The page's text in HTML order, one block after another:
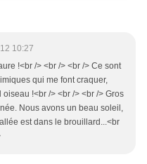
10:27
!<br /> <br /> <br /> Ce sont
qui me font craquer,
!<br /> <br /> <br /> Gros
Nous avons un beau soleil,
est dans le brouillard...<br